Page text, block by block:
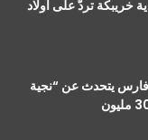
خريبكة تردُّ على أولاد
فارس يتحدث عن “نجية